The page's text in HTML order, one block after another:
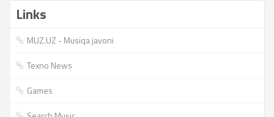
Links
MUZ.UZ - Musiqa javoni
Texno News
Games